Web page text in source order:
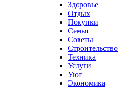
Здоровье
Отдых
Покупки
Семья
Советы
Строительство
Техника
Услуги
Уют
Экономика